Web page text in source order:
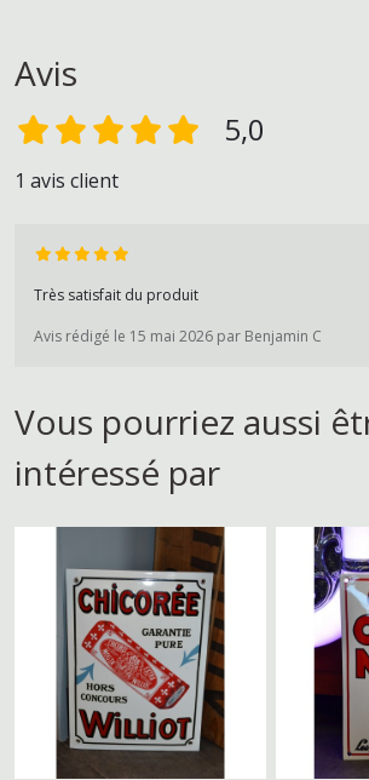
Avis
5,0
1 avis client
Très satisfait du produit
Avis rédigé le 15 mai 2026 par Benjamin C
Vous pourriez aussi
intéressé par